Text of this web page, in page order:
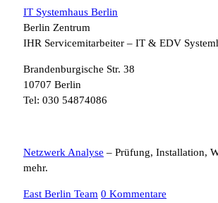
IT Systemhaus Berlin
Berlin Zentrum
IHR Servicemitarbeiter – IT & EDV
Brandenburgische Str. 38
10707 Berlin
Tel: 030 54874086
Netzwerk Analyse – Prüfung, Installation,
mehr.
East Berlin Team 0 Kommentare